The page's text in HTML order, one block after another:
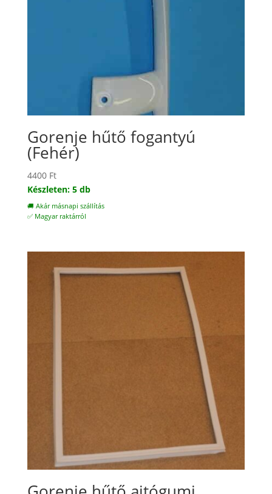
Gorenje hűtő fogantyú
(Fehér)
4400 Ft
Készleten: 5 db
🚚 Akár másnapi szállítás
✅ Magyar raktárról